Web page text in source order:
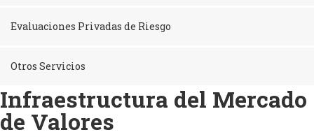
Evaluaciones Privadas de Riesgo
Otros Servicios
Infraestructura del Mercado
de Valores